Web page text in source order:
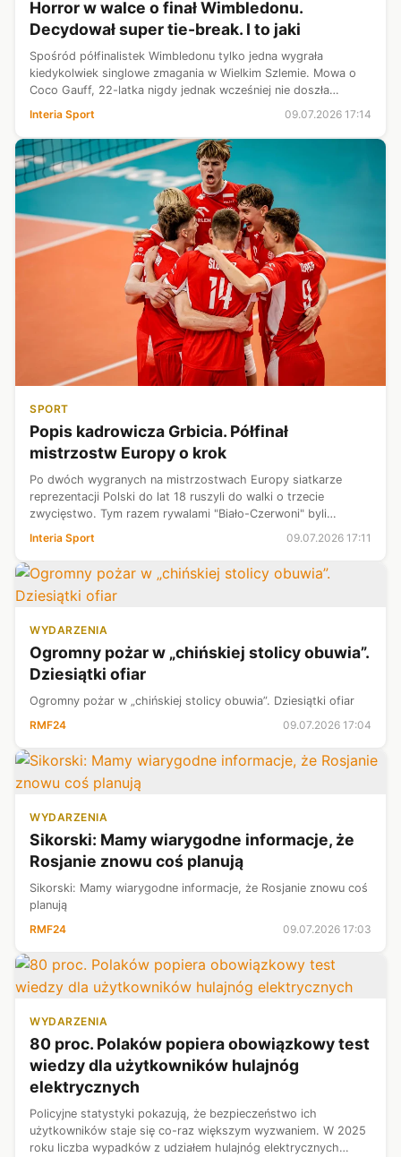
Horror w walce o finał Wimbledonu.
Decydował super tie-break. I to jaki
Spośród półfinalistek Wimbledonu tylko jedna wygrała
kiedykolwiek singlowe zmagania w Wielkim Szlemie. Mowa o
Coco Gauff, 22-latka nigdy jednak wcześniej nie doszła
choćby do ćwierćfinału w Londynie. A w czwartek grała z
Karoliną Muchovą o finał, ale...
Interia Sport 09.07.2026 17:14
SPORT
Popis kadrowicza Grbicia. Półfinał
mistrzostw Europy o krok
Po dwóch wygranych na mistrzostwach Europy siatkarze
reprezentacji Polski do lat 18 ruszyli do walki o trzecie
zwycięstwo. Tym razem rywalami "Biało-Czerwoni" byli
zawodnicy z Turcji. Ci w przeciwieństwie do naszych graczy na
swoim koncie mieli dwie ...
Interia Sport 09.07.2026 17:11
WYDARZENIA
Ogromny pożar w „chińskiej stolicy obuwia”.
Dziesiątki ofiar
Ogromny pożar w „chińskiej stolicy obuwia”. Dziesiątki ofiar
RMF24
09.07.2026 17:04
WYDARZENIA
Sikorski: Mamy wiarygodne informacje, że
Rosjanie znowu coś planują
Sikorski: Mamy wiarygodne informacje, że Rosjanie znowu coś
planują
RMF24
09.07.2026 17:03
WYDARZENIA
80 proc. Polaków popiera obowiązkowy test
wiedzy dla użytkowników hulajnóg
elektrycznych
Policyjne statystyki pokazują, że bezpieczeństwo ich
użytkowników staje się co-raz większym wyzwaniem. W 2025
roku liczba wypadków z udziałem hulajnóg elektrycznych